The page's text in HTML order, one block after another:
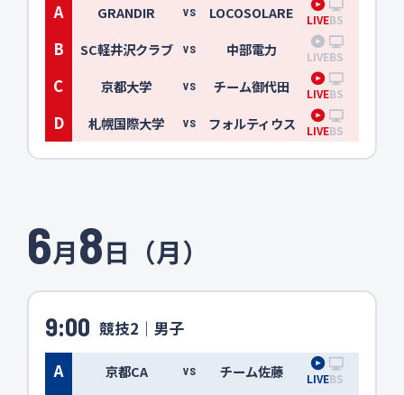
A
GRANDIR VS LOCOSOLARE LIVEBS
B SC軽井沢クラブ VS 中部電力 LIVEBS
C 京都大学 VS チーム御代田 LIVEBS
D 札幌国際大学 VS フォルティウス LIVEBS
6月8日（月）
9:00 競技2｜男子
A
京都CA VS チーム佐藤 LIVEBS